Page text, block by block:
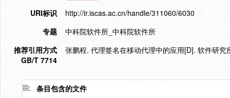
URI标识
http://ir.iscas.ac.cn/handle/311060/6030
专题
中科院软件所_中科院软件所
推荐引用方式
GB/T 7714
张鹏程. 代理签名在移动代理中的应用[D]. 软件研
条目包含的文件